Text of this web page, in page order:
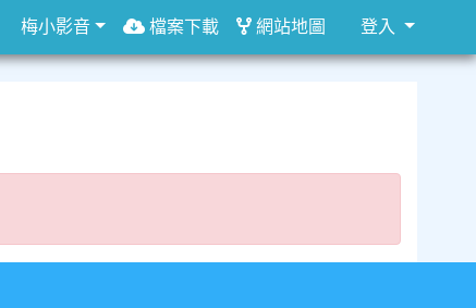
梅小影音 檔案下載 網站地圖 登入